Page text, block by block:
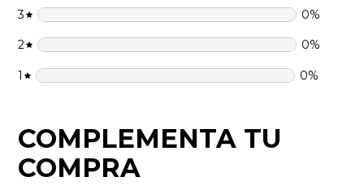
3 0%
2 0%
1 0%
COMPLEMENTA TU
COMPRA